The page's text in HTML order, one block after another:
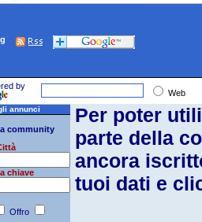
by
Web
annunci
community
chiave
Offro
Per poter
parte della
ancora
tuoi dati e